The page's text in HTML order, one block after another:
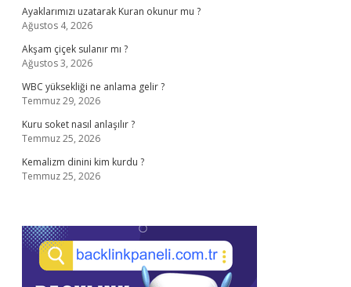
Ayaklarımızı uzatarak Kuran okunur mu ?
Ağustos 4, 2026
Akşam çiçek sulanır mı ?
Ağustos 3, 2026
WBC yüksekliği ne anlama gelir ?
Temmuz 29, 2026
Kuru soket nasıl anlaşılır ?
Temmuz 25, 2026
Kemalizm dinini kim kurdu ?
Temmuz 25, 2026